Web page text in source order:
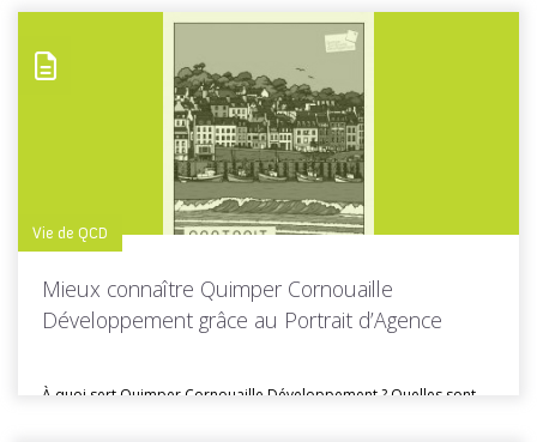
Toutes les actus de cette rubrique
Vie de QCD
Mieux connaître Quimper Cornouaille
Développement grâce au Portrait d’Agence
À quoi sert Quimper Cornouaille Développement ? Quelles sont